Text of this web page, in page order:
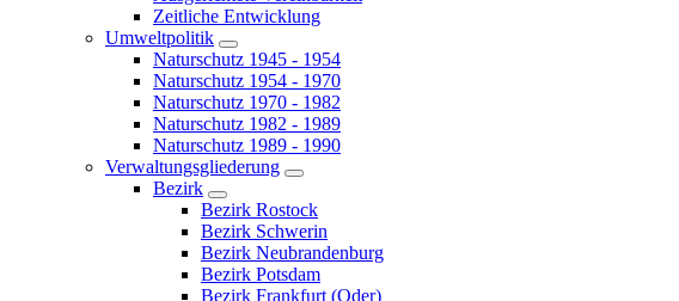
Zeitliche Entwicklung
Umweltpolitik
Naturschutz 1945 - 1954
Naturschutz 1954 - 1970
Naturschutz 1970 - 1982
Naturschutz 1982 - 1989
Naturschutz 1989 - 1990
Verwaltungsgliederung
Bezirk
Bezirk Rostock
Bezirk Schwerin
Bezirk Neubrandenburg
Bezirk Potsdam
Bezirk Frankfurt (Oder)